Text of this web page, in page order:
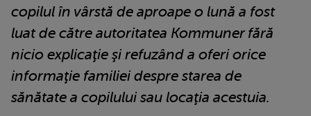
copilul în vârstă de aproape o lună a fost
luat de către autoritatea Kommuner fără
nicio explicaţie şi refuzând a oferi orice
informaţie familiei despre starea de
sănătate a copilului sau locaţia acestuia.